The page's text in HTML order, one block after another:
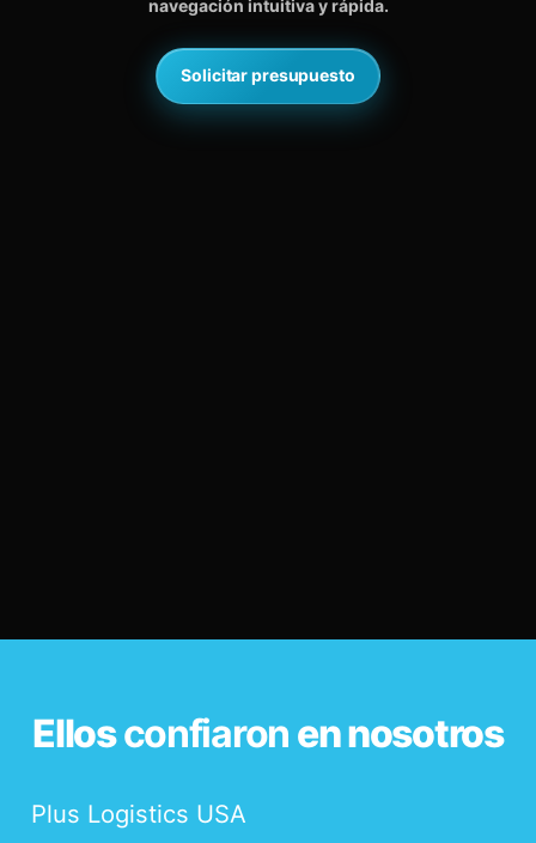
navegación intuitiva y rápida.
Solicitar presupuesto
Ellosconfiaron en nosotros
Plus Logistics USA